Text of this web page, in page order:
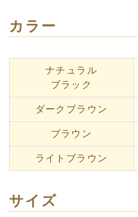
カラー
ナチュラル
ブラック
ダークブラウン
ブラウン
ライトブラウン
サイズ